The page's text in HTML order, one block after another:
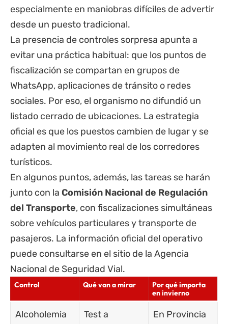
especialmente en maniobras difíciles de advertir
desde un puesto tradicional.
La presencia de controles sorpresa apunta a
evitar una práctica habitual: que los puntos de
fiscalización se compartan en grupos de
WhatsApp, aplicaciones de tránsito o redes
sociales. Por eso, el organismo no difundió un
listado cerrado de ubicaciones. La estrategia
oficial es que los puestos cambien de lugar y se
adapten al movimiento real de los corredores
turísticos.
En algunos puntos, además, las tareas se harán
junto con la Comisión Nacional de Regulación
del Transporte, con fiscalizaciones simultáneas
sobre vehículos particulares y transporte de
pasajeros. La información oficial del operativo
puede consultarse en el sitio de la Agencia
Nacional de Seguridad Vial.
Control Qué van a mirar
Por qué importa
en invierno
Alcoholemia
Test a
En Provincia